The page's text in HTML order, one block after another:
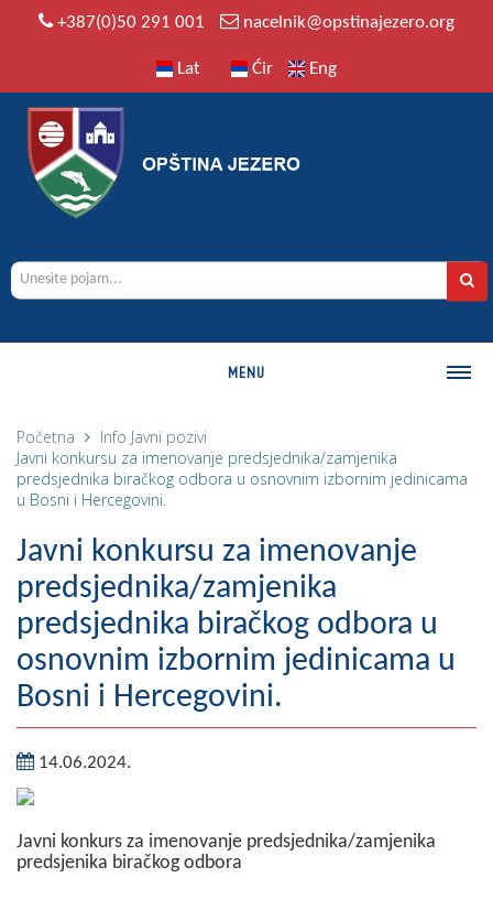
+387(0)50 291 001 nacelnik@opstinajezero.org
Lat Ćir Eng
MENU
O OPŠTINI
Istorija
Naseljena mjesta
Zanimljivosti
Fotogalerija
NAČELNIK
O Načelniku
Izvještaj o radu načelnika
Početna Info Javni pozivi
Javni konkursu za imenovanje predsjednika/zamjenika
predsjednika biračkog odbora u osnovnim izbornim jedinicama
u Bosni i Hercegovini.
Javni konkursu za imenovanje
predsjednika/zamjenika
predsjednika biračkog odbora u
osnovnim izbornim jedinicama u
Bosni i Hercegovini.
14.06.2024.
Javni konkurs za imenovanje predsjednika/zamjenika
predsjenika biračkog odbora